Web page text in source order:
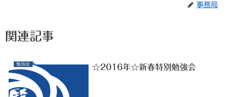
事務局
関連記事
勉強会 ☆2016年☆新春特別勉強会